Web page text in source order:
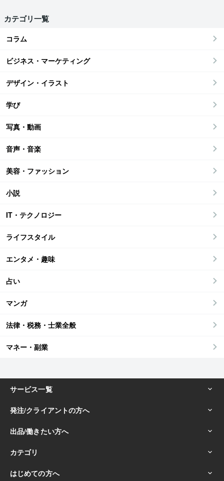
カテゴリ一覧
コラム
ビジネス・マーケティング
デザイン・イラスト
学び
写真・動画
音声・音楽
美容・ファッション
小説
IT・テクノロジー
ライフスタイル
エンタメ・趣味
占い
マンガ
法律・税務・士業全般
マネー・副業